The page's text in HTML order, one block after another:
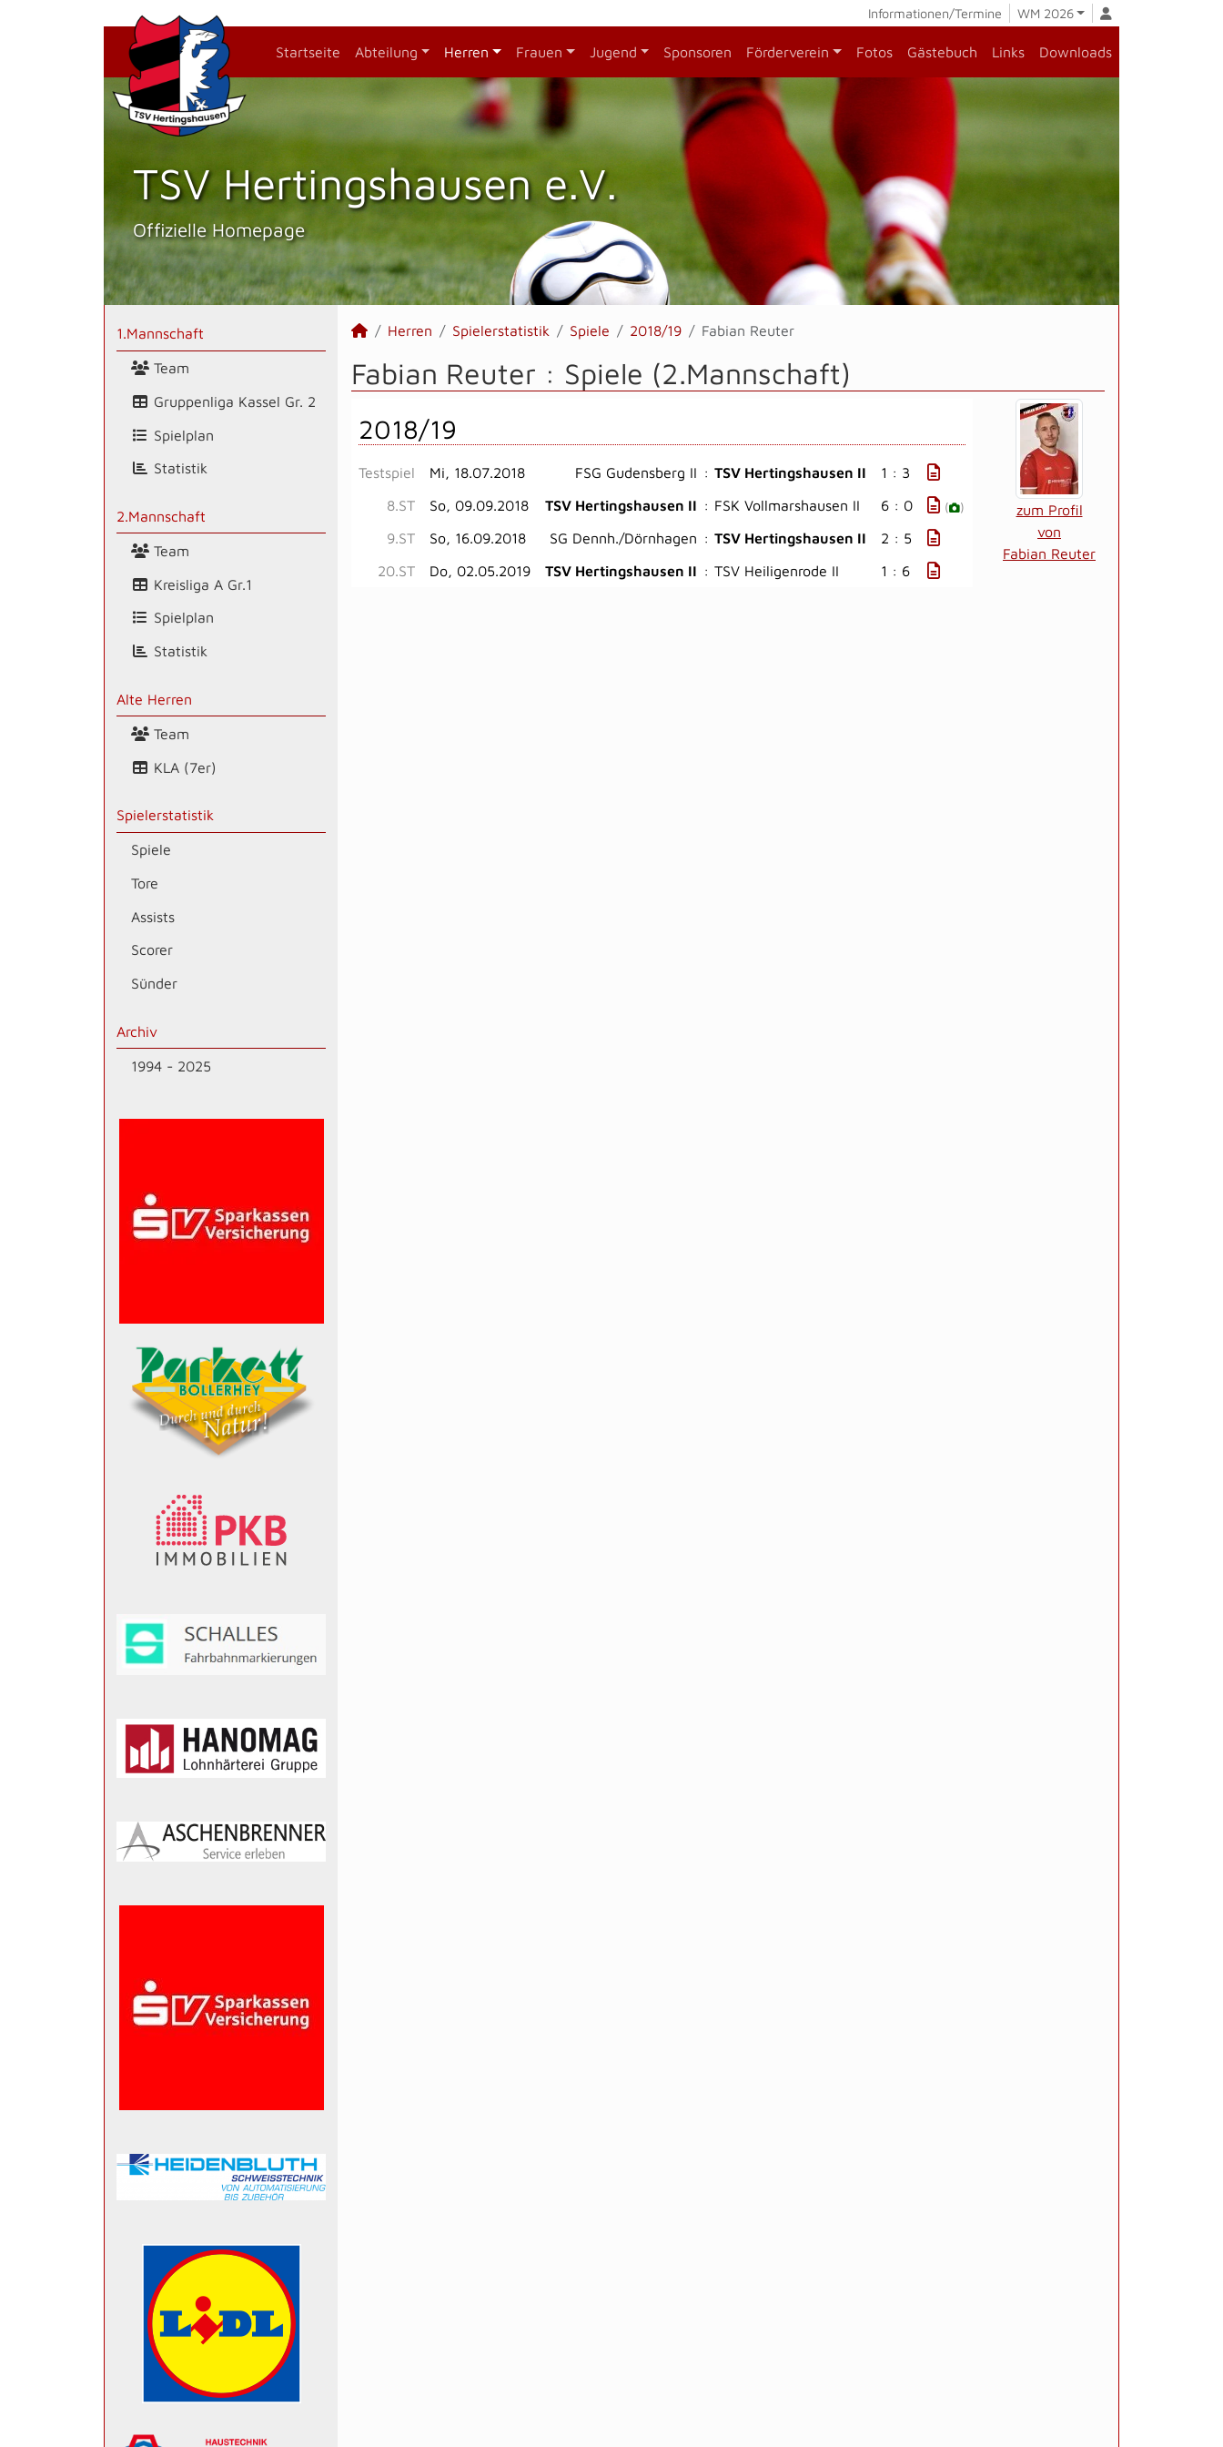
Informationen/Termine WM 2026
Startseite Abteilung Herren Frauen Jugend Sponsoren Förderverein Fotos Gästebuch Links Downloads
TSV Hertings­hausen e.V.
Offizielle Homepage
1.Mannschaft
Team
Gruppenliga Kassel Gr. 2
Spielplan
Statistik
2.Mannschaft
Team
Kreisliga A Gr.1
Spielplan
Statistik
Alte Herren
Team
KLA (7er)
Spielerstatistik
Spiele
Tore
Assists
Scorer
Sünder
Archiv
1994 - 2025
Herren Spielerstatistik Spiele 2018/19 Fabian Reuter
Fabian Reuter : Spiele (2.Mannschaft)
zum Profil
von
Fabian Reuter
2018/19
Testspiel Mi, 18.07.2018 FSG Gudensberg II : TSV Hertingshausen II
1 : 3
8.ST
So, 09.09.2018 TSV Hertingshausen II : FSK Vollmarshausen II 6 : 0 ( )
9.ST So, 16.09.2018 SG Dennh./Dörnhagen : TSV Hertingshausen II
2 : 5
20.ST
Do, 02.05.2019 TSV Hertingshausen II : TSV Heiligenrode II 1 : 6